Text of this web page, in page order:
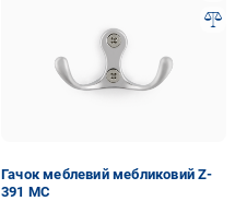
Гачок меблевий мебликовий Z-
391 MC